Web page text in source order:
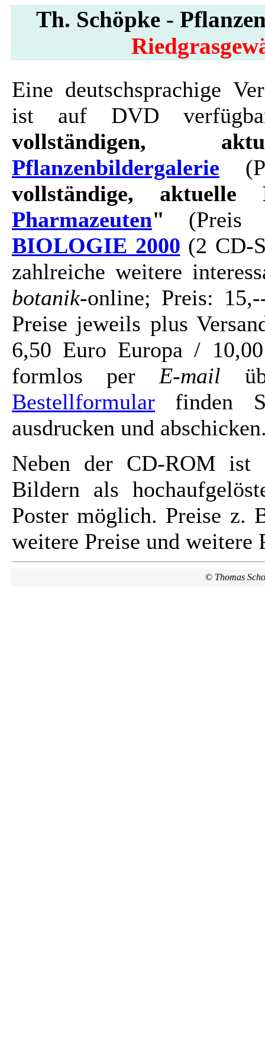
Th. Schöpke -
Eine deutschsprachige
ist auf DVD
vollständigen,
Pflanzenbildergalerie
vollständige, aktuelle
Pharmazeuten" (Preis
BIOLOGIE 2000 (2 CD-
zahlreiche weitere
botanik-online; Preis:
Preise jeweils plus
6,50 Euro Europa /
formlos perE-mail
Bestellformular finden
ausdrucken und
Neben der CD-ROM ist
Bildern als
Poster möglich. Preise z.
weitere Preise und weitere
© Thomas